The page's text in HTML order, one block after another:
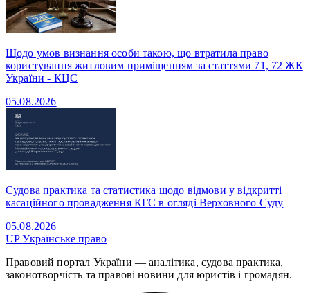
Щодо умов визнання особи такою, що втратила право
користування житловим приміщенням за статтями 71, 72 ЖК
України - КЦС
05.08.2026
Судова практика та статистика щодо відмови у відкритті
касаційного провадження КГС в огляді Верховного Суду
05.08.2026
UPУкраїнське право
Правовий портал України — аналітика, судова практика,
законотворчість та правові новини для юристів і громадян.